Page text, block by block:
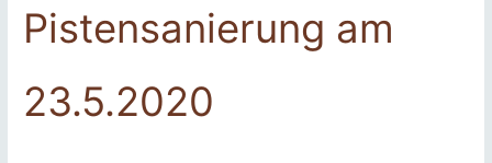
Pistensanierung am
23.5.2020